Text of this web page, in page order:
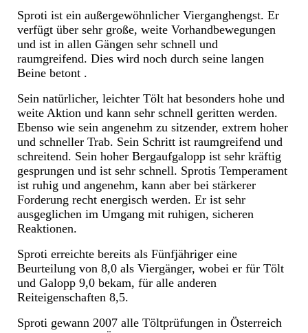
Sproti ist ein außergewöhnlicher Vierganghengst. Er
verfügt über sehr große, weite Vorhandbewegungen
und ist in allen Gängen sehr schnell und
raumgreifend. Dies wird noch durch seine langen
Beine betont .
Sein natürlicher, leichter Tölt hat besonders hohe und
weite Aktion und kann sehr schnell geritten werden.
Ebenso wie sein angenehm zu sitzender, extrem hoher
und schneller Trab. Sein Schritt ist raumgreifend und
schreitend. Sein hoher Bergaufgalopp ist sehr kräftig
gesprungen und ist sehr schnell. Sprotis Temperament
ist ruhig und angenehm, kann aber bei stärkerer
Forderung recht energisch werden. Er ist sehr
ausgeglichen im Umgang mit ruhigen, sicheren
Reaktionen.
Sproti erreichte bereits als Fünfjähriger eine
Beurteilung von 8,0 als Viergänger, wobei er für Tölt
und Galopp 9,0 bekam, für alle anderen
Reiteigenschaften 8,5.
Sproti gewann 2007 alle Töltprüfungen in Österreich